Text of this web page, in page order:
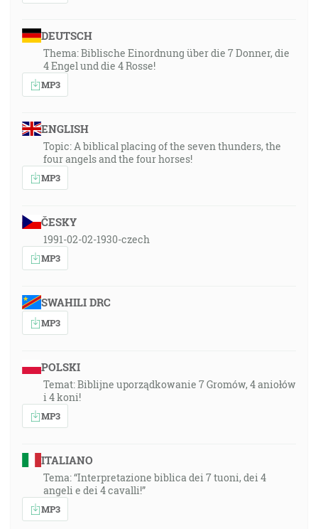
DEUTSCH
Thema: Biblische Einordnung über die 7 Donner, die
4 Engel und die 4 Rosse!
MP3
ENGLISH
Topic: A biblical placing of the seven thunders, the
four angels and the four horses!
MP3
ČESKY
1991-02-02-1930-czech
MP3
SWAHILI DRC
MP3
POLSKI
Temat: Biblijne uporządkowanie 7 Gromów, 4 aniołów
i 4 koni!
MP3
ITALIANO
Tema: “Interpretazione biblica dei 7 tuoni, dei 4
angeli e dei 4 cavalli!”
MP3